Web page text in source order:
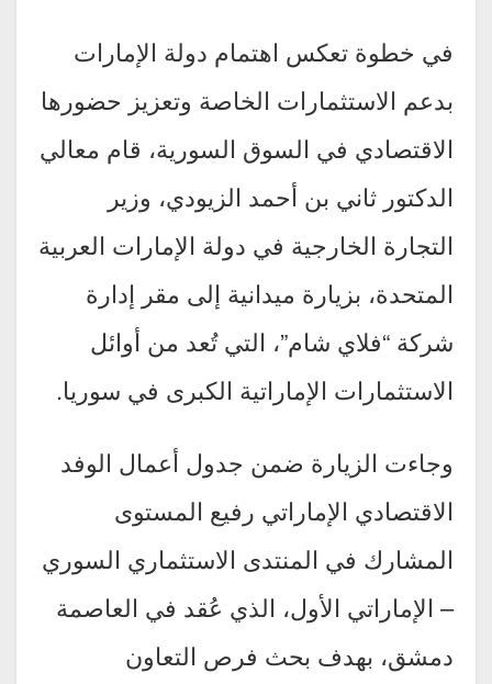
في خطوة تعكس اهتمام دولة الإمارات
بدعم الاستثمارات الخاصة وتعزيز حضورها
الاقتصادي في السوق السورية، قام معالي
الدكتور ثاني بن أحمد الزيودي، وزير
التجارة الخارجية في دولة الإمارات العربية
المتحدة، بزيارة ميدانية إلى مقر إدارة
شركة “فلاي شام”، التي تُعد من أوائل
الاستثمارات الإماراتية الكبرى في سوريا.
وجاءت الزيارة ضمن جدول أعمال الوفد
الاقتصادي الإماراتي رفيع المستوى
المشارك في المنتدى الاستثماري السوري
– الإماراتي الأول، الذي عُقد في العاصمة
دمشق، بهدف بحث فرص التعاون